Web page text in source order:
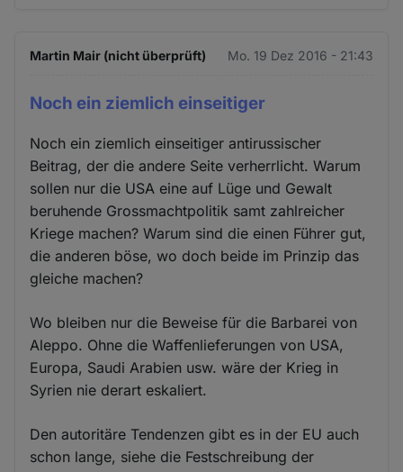
Martin Mair (nicht überprüft) Mo. 19 Dez 2016 - 21:43
Noch ein ziemlich einseitiger
Noch ein ziemlich einseitiger antirussischer
Beitrag, der die andere Seite verherrlicht. Warum
sollen nur die USA eine auf Lüge und Gewalt
beruhende Grossmachtpolitik samt zahlreicher
Kriege machen? Warum sind die einen Führer gut,
die anderen böse, wo doch beide im Prinzip das
gleiche machen?
Wo bleiben nur die Beweise für die Barbarei von
Aleppo. Ohne die Waffenlieferungen von USA,
Europa, Saudi Arabien usw. wäre der Krieg in
Syrien nie derart eskaliert.
Den autoritäre Tendenzen gibt es in der EU auch
schon lange, siehe die Festschreibung der